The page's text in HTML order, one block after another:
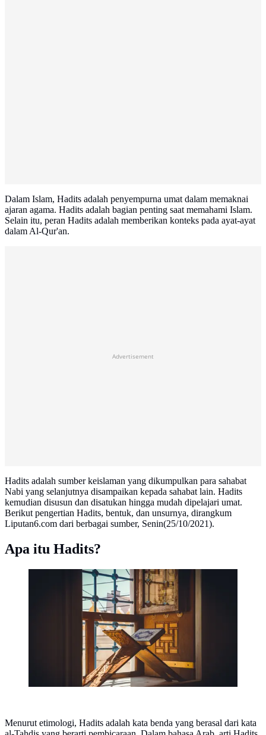
Dalam Islam, Hadits adalah penyempurna umat dalam memaknai
ajaran agama. Hadits adalah bagian penting saat memahami Islam.
Selain itu, peran Hadits adalah memberikan konteks pada ayat-ayat
dalam Al-Qur'an.
Advertisement
Hadits adalah sumber keislaman yang dikumpulkan para sahabat
Nabi yang selanjutnya disampaikan kepada sahabat lain. Hadits
kemudian disusun dan disatukan hingga mudah dipelajari umat.
Berikut pengertian Hadits, bentuk, dan unsurnya, dirangkum
Liputan6.com dari berbagai sumber, Senin(25/10/2021).
Apa itu Hadits?
Ilustrasi Al-Qur'an (Photo by Anis Coquelet on
Menurut etimologi, Hadits adalah kata benda yang berasal dari kata